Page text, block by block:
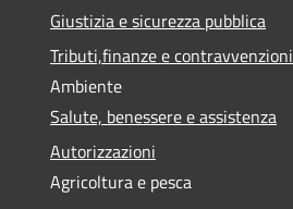
Giustizia e sicurezza pubblica
Tributi,finanze e contravvenzioni
Ambiente
Salute, benessere e assistenza
Autorizzazioni
Agricoltura e pesca